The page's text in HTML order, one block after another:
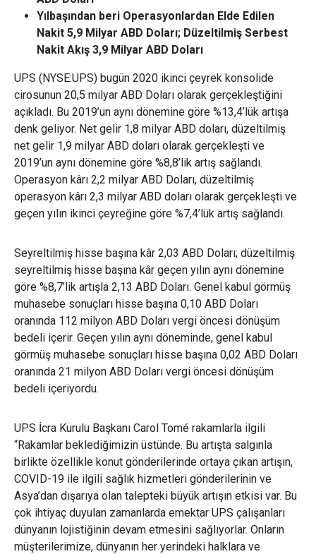
Yılbaşından beri Operasyonlardan Elde Edilen
Nakit 5,9 Milyar ABD Doları; Düzeltilmiş Serbest
Nakit Akış 3,9 Milyar ABD Doları
UPS (NYSE:UPS) bugün 2020 ikinci çeyrek konsolide
cirosunun 20,5 milyar ABD Doları olarak gerçekleştiğini
açıkladı. Bu 2019’un aynı dönemine göre %13,4’lük artışa
denk geliyor. Net gelir 1,8 milyar ABD doları, düzeltilmiş
net gelir 1,9 milyar ABD doları olarak gerçekleşti ve
2019’un aynı dönemine göre %8,8’lik artış sağlandı.
Operasyon kârı 2,2 milyar ABD Doları, düzeltilmiş
operasyon kârı 2,3 milyar ABD doları olarak gerçekleşti ve
geçen yılın ikinci çeyreğine göre %7,4’lük artış sağlandı.
Seyreltilmiş hisse başına kâr 2,03 ABD Doları; düzeltilmiş
seyreltilmiş hisse başına kâr geçen yılın aynı dönemine
göre %8,7’lik artışla 2,13 ABD Doları. Genel kabul görmüş
muhasebe sonuçları hisse başına 0,10 ABD Doları
oranında 112 milyon ABD Doları vergi öncesi dönüşüm
bedeli içerir. Geçen yılın aynı döneminde, genel kabul
görmüş muhasebe sonuçları hisse başına 0,02 ABD Doları
oranında 21 milyon ABD Doları vergi öncesi dönüşüm
bedeli içeriyordu.
UPS İcra Kurulu Başkanı Carol Tomé rakamlarla ilgili
“Rakamlar beklediğimizin üstünde. Bu artışta salgınla
birlikte özellikle konut gönderilerinde ortaya çıkan artışın,
COVID-19 ile ilgili sağlık hizmetleri gönderilerinin ve
Asya’dan dışarıya olan talepteki büyük artışın etkisi var. Bu
çok ihtiyaç duyulan zamanlarda emektar UPS çalışanları
dünyanın lojistiğinin devam etmesini sağlıyorlar. Onların
müşterilerimize, dünyanın her yerindeki halklara ve